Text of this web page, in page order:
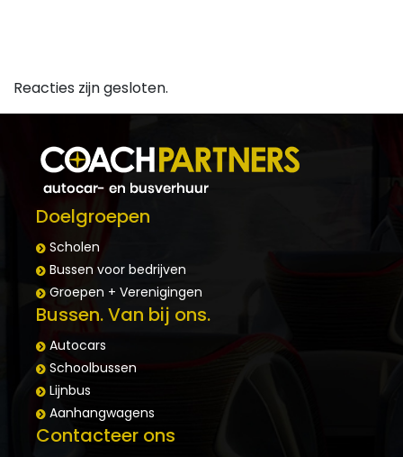
Reacties zijn gesloten.
Doelgroepen
Scholen
Bussen voor bedrijven
Groepen + Verenigingen
Bussen. Van bij ons.
Autocars
Schoolbussen
Lijnbus
Aanhangwagens
Contacteer ons